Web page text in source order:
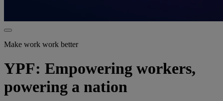
Make work work better
YPF: Empowering workers,
powering a nation